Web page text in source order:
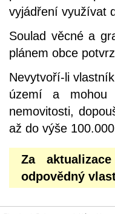
vyjádření využívat
Soulad věcné a
plánem obce
Nevytvoří-li
území a mohou
nemovitosti,
až do výše
Za
odpovědný